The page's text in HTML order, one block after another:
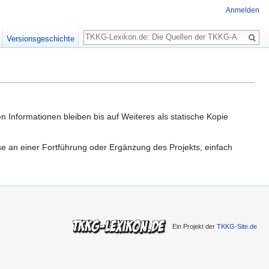
Informationen bleiben bis auf Weiteres als statische Kopie
an einer Fortführung oder Ergänzung des Projekts, einfach
Anmelden
Versionsgeschichte
Suche
Ein Projekt der TKKG-Site.de